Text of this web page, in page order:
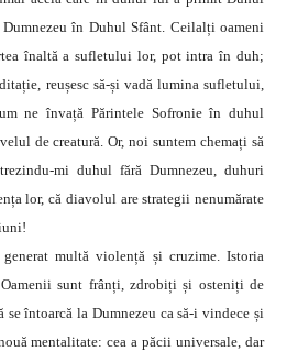
în Duhul Sfânt. Ceilalți oameni
înaltă a sufletului lor, pot intra în duh;
reușesc să-și vadă lumina sufletului,
ne învață Părintele Sofronie în duhul
de creatură. Or, noi suntem chemați să
mi duhul fără Dumnezeu, duhuri
lor, că diavolul are strategii nenumărate
multă violență și cruzime. Istoria
sunt frânți, zdrobiți și osteniți de
întoarcă la Dumnezeu ca să-i vindece și
mentalitate: cea a păcii universale, dar